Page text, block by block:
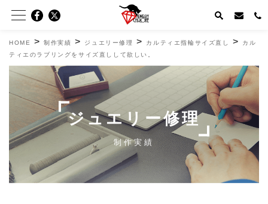
HOME >制作実績 > ジュエリー修理 > カルティエ指輪サイズ直し >
カル
ティエのラブリングをサイズ直しして欲しい。
ジュエリー修理
制作実績